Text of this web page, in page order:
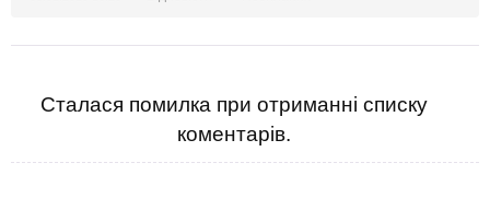
Сталася помилка при отриманні списку
коментарів.